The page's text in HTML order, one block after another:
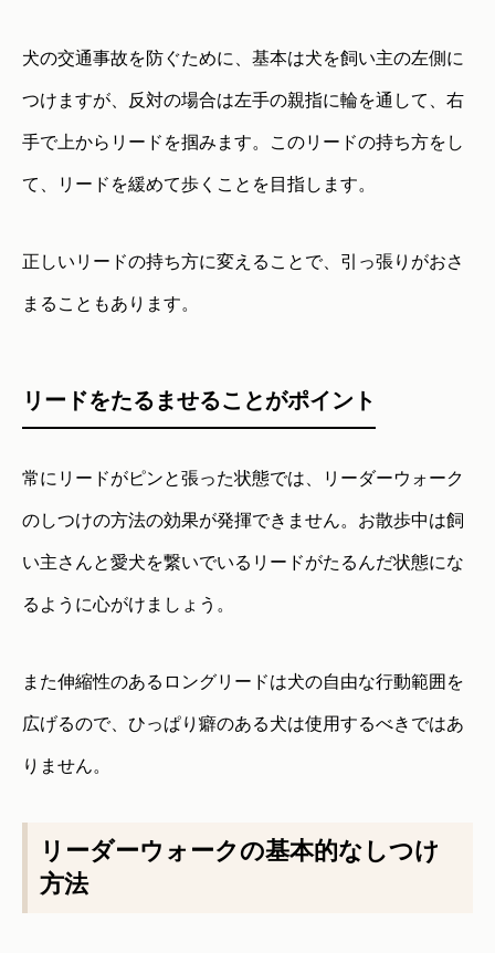
犬の交通事故を防ぐために、基本は犬を飼い主の左側に
つけますが、反対の場合は左手の親指に輪を通して、右
手で上からリードを掴みます。このリードの持ち方をし
て、リードを緩めて歩くことを目指します。
正しいリードの持ち方に変えることで、引っ張りがおさ
まることもあります。
リードをたるませることがポイント
常にリードがピンと張った状態では、リーダーウォーク
のしつけの方法の効果が発揮できません。お散歩中は飼
い主さんと愛犬を繋いでいるリードがたるんだ状態にな
るように心がけましょう。
また伸縮性のあるロングリードは犬の自由な行動範囲を
広げるので、ひっぱり癖のある犬は使用するべきではあ
りません。
リーダーウォークの基本的なしつけ
方法